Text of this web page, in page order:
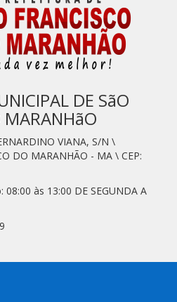
DE SãO
MARANHãO
VIANA, S/N \
DO MARANHÃO - MA \ CEP:
às 13:00 DE SEGUNDA A